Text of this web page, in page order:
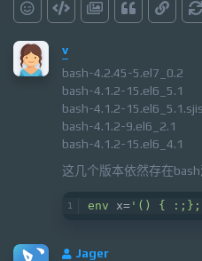
v
bash-4.2.45-5.el7_0.2
bash-4.1.2-15.el6_5.1
bash-4.1.2-
bash-4.1.2-9.el6_2.1
bash-4.1.2-15.el6_4.1
这几个版本依然存在bash
env x= '() { :;};
Jager